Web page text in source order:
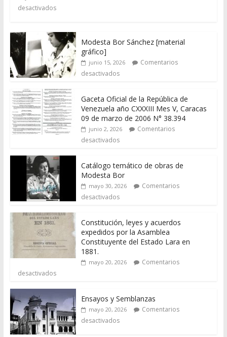
desactivados
Modesta Bor Sánchez [material
gráfico]
junio 15, 2026
Comentarios
desactivados
Gaceta Oficial de la República de
Venezuela año CXXXIII Mes V, Caracas
09 de marzo de 2006 N° 38.394
junio 2, 2026
Comentarios
desactivados
Catálogo temático de obras de
Modesta Bor
mayo 30, 2026
Comentarios
desactivados
Constitución, leyes y acuerdos
expedidos por la Asamblea
Constituyente del Estado Lara en
1881.
mayo 20, 2026
Comentarios
desactivados
Ensayos y Semblanzas
mayo 20, 2026
Comentarios
desactivados